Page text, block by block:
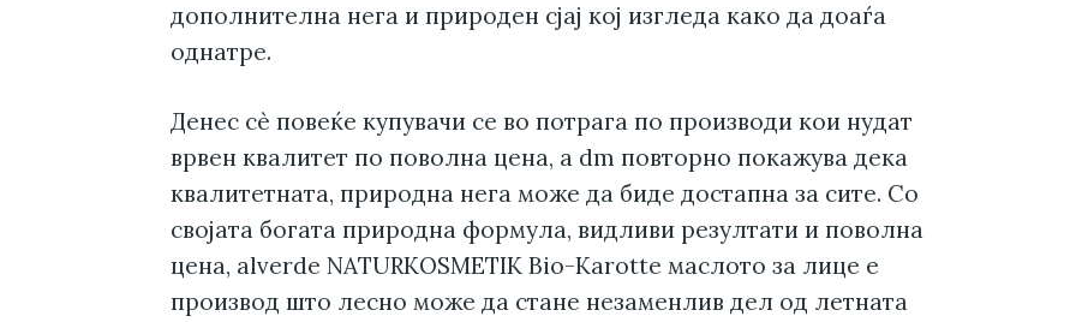
дополнителна нега и природен сјај кој изгледа како да доаѓа
однатре.
Денес сè повеќе купувачи се во потрага по производи кои нудат
врвен квалитет по поволна цена, а dm повторно покажува дека
квалитетната, природна нега може да биде достапна за сите. Со
својата богата природна формула, видливи резултати и поволна
цена, alverde NATURKOSMETIK Bio-Karotte маслото за лице е
производ што лесно може да стане незаменлив дел од летната